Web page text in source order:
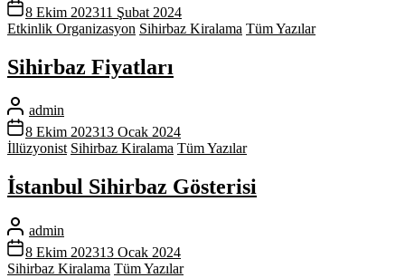
8 Ekim 202311 Şubat 2024
Etkinlik Organizasyon Sihirbaz Kiralama Tüm Yazılar
Sihirbaz Fiyatları
admin
8 Ekim 202313 Ocak 2024
İllüzyonist Sihirbaz Kiralama Tüm Yazılar
İstanbul Sihirbaz Gösterisi
admin
8 Ekim 202313 Ocak 2024
Sihirbaz Kiralama Tüm Yazılar